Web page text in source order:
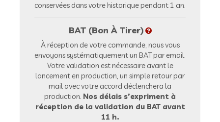
conservées dans votre historique pendant 1 an.
BAT (Bon À Tirer)
À réception de votre commande, nous vous
envoyons systématiquement un BAT par email.
Votre validation est nécessaire avant le
lancement en production, un simple retour par
mail avec votre accord déclenchera la
production. Nos délais s’expriment à
réception de la validation du BAT avant
11 h.